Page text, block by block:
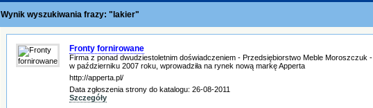
Wynik wyszukiwania frazy: "lakier"
Fronty fornirowane
Firma z ponad dwudziestoletnim doświadczeniem - Przedsiębiorstwo Meble Moroszczuk -
w październiku 2007 roku, wprowadziła na rynek nową markę Apperta
http://apperta.pl/
Data zgłoszenia strony do katalogu: 26-08-2011
Szczegóły